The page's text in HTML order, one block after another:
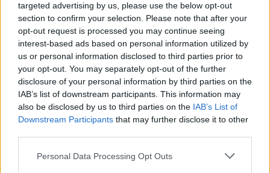
targeted advertising by us, please use the below opt-out
section to confirm your selection. Please note that after your
opt-out request is processed you may continue seeing
interest-based ads based on personal information utilized by
us or personal information disclosed to third parties prior to
your opt-out. You may separately opt-out of the further
disclosure of your personal information by third parties on the
IAB’s list of downstream participants. This information may
also be disclosed by us to third parties on the IAB’s List of
Downstream Participants that may further disclose it to other
Personal Data Processing Opt Outs